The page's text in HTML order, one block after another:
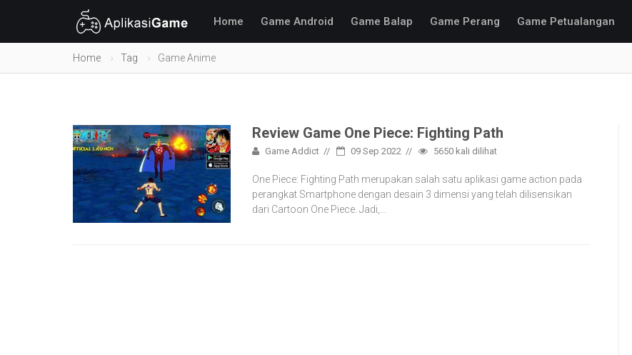
Home Game Android Game Balap Game Perang Game Petualangan
Home Tag Game Anime
Review Game One Piece: Fighting Path
Game Addict 09 Sep 2022 5650 kali dilihat
One Piece: Fighting Path merupakan salah satu aplikasi game action pada
perangkat Smartphone dengan desain 3 dimensi yang telah dilisensikan
dari Cartoon One Piece. Jadi,…